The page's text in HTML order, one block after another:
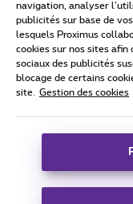
Tous droits réservés. ©
Conditions générales,
Coordonnées de
Boulevard du Roi
navigation, analyser
publicités sur base de
lesquels Proximus
cookies sur nos sites afin
sociaux des publicités
blocage de certains
site.
Gestion des cookies